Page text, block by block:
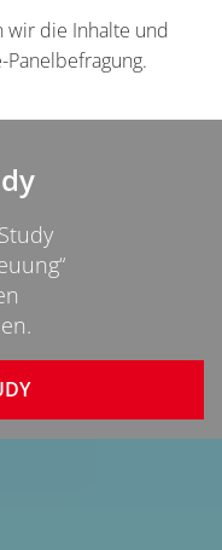
wir die Inhalte und